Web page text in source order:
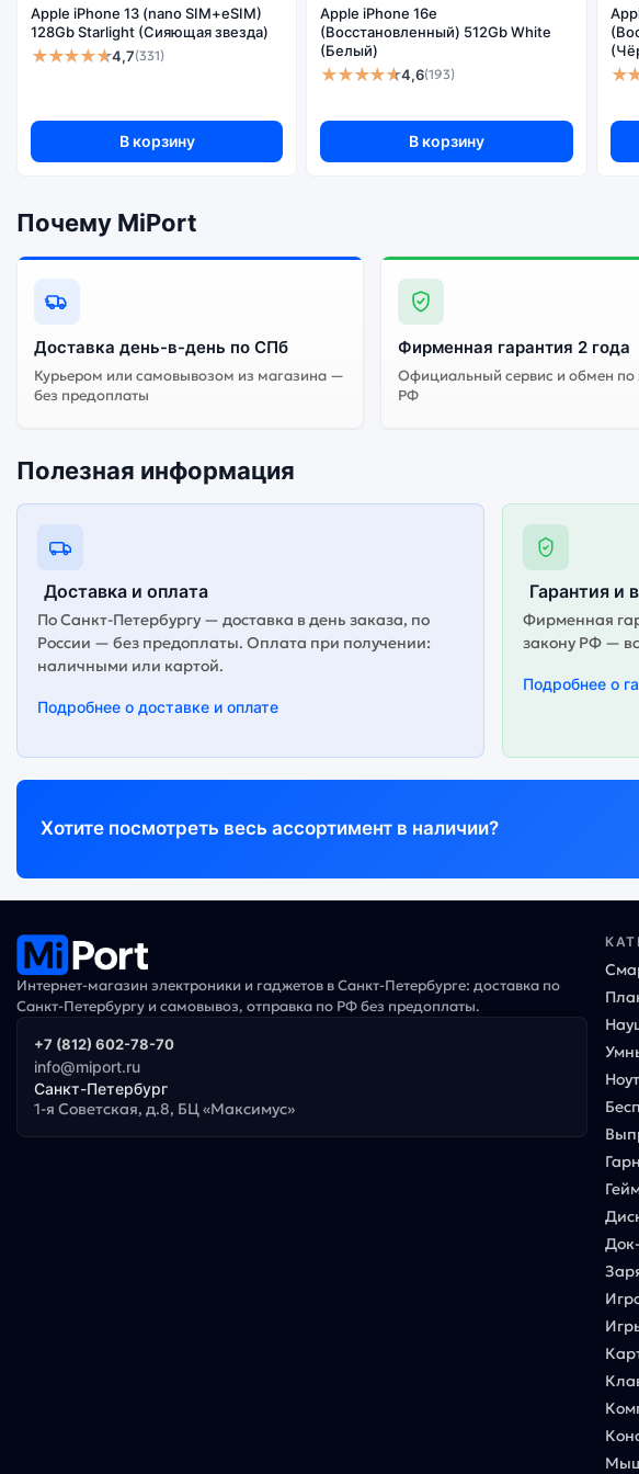
Apple iPhone 13 (nano SIM+eSIM)
128Gb Starlight (Сияющая звезда)
★★★★★4,7(331)
В корзину
Apple iPhone 16e
(Восстановленный) 512Gb White
(Белый)
★★★★★4,6(193)
В корзину
Почему MiPort
Доставка день-в-день по СПб
Курьером или самовывозом из магазина —
без предоплаты
Фирменная гарантия 2 года
Официальный сервис и обмен по
РФ
Полезная информация
Доставка и оплата
По Санкт-Петербургу — доставка в день заказа, по
России — без предоплаты. Оплата при получении:
наличными или картой.
Подробнее о доставке и оплате
Гарантия и
Фирменная
закону РФ —
Подробнее о
Хотите посмотреть весь ассортимент в наличии?
Интернет-магазин электроники и гаджетов в Санкт-Петербурге: доставка по
Санкт-Петербургу и самовывоз, отправка по РФ без предоплаты.
+7 (812) 602-78-70
info@miport.ru
Санкт-Петербург
1-я Советская, д.8, БЦ «Максимус»